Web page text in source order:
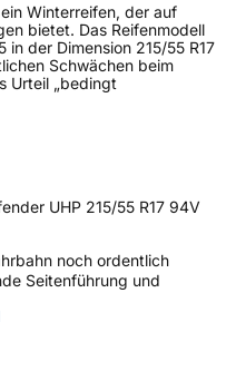
Winterreifen, der auf
bietet. Das Reifenmodell
der Dimension 215/55 R17
Schwächen beim
Urteil „bedingt
UHP 215/55 R17 94V
noch ordentlich
Seitenführung und